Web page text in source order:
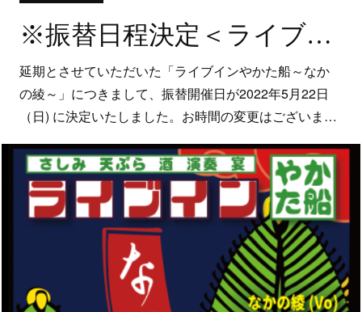
※振替日程決定＜ライブ＞5月22日「ライブインやかた船～なかの綾～」＠越中島乗船場
延期とさせていただいた「ライブインやかた船～なか
の綾～」につきまして、振替開催日が2022年5月22日
（日) に決定いたしました。お時間の変更はございま…